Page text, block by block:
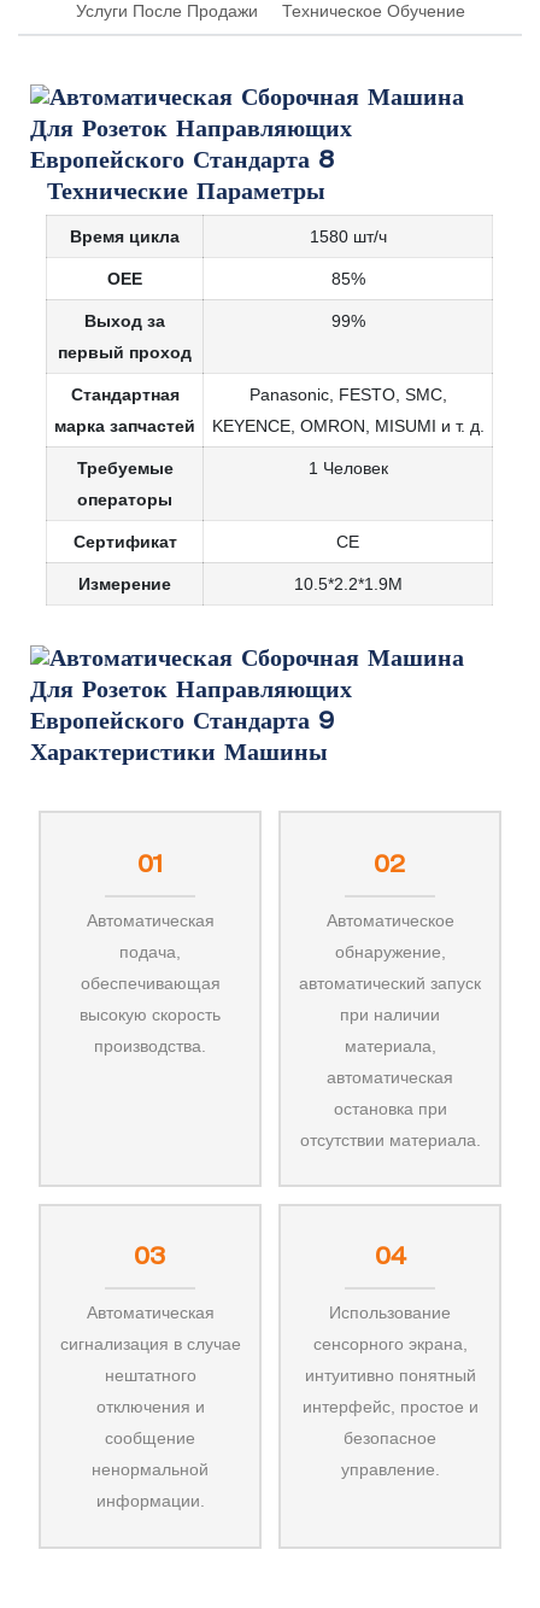
Услуги После Продажи Техническое Обучение
Технические Параметры
Время цикла 1580 шт/ч
OEE 85%
Выход за
первый проход
99%
Стандартная
марка запчастей
Panasonic, FESTO, SMC,
KEYENCE, OMRON, MISUMI и т. д.
Требуемые
операторы
1 Человек
Сертификат CE
Измерение 10.5*2.2*1.9М
Характеристики Машины
01
Автоматическая
подача,
обеспечивающая
высокую скорость
производства.
02
Автоматическое
обнаружение,
автоматический запуск
при наличии
материала,
автоматическая
остановка при
отсутствии материала.
03
Автоматическая
сигнализация в случае
нештатного
отключения и
сообщение
ненормальной
информации.
04
Использование
сенсорного экрана,
интуитивно понятный
интерфейс, простое и
безопасное
управление.